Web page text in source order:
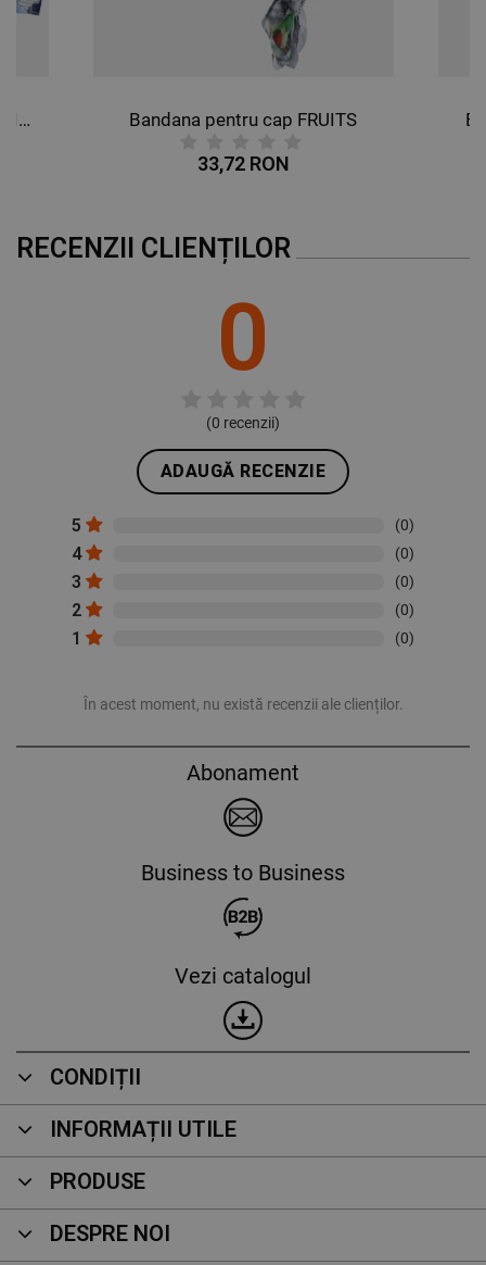
Bandana pentru cap BUTTERFLIES Bandana pentru cap FRUITS
33,72 RON
RECENZII CLIENȚILOR
0
(0 recenzii)
ADAUGĂ RECENZIE
5 (0)
4 (0)
3 (0)
2 (0)
1 (0)
În acest moment, nu există recenzii ale clienților.
Abonament
Business to Business
Vezi catalogul
CONDIȚII
INFORMAȚII UTILE
PRODUSE
DESPRE NOI